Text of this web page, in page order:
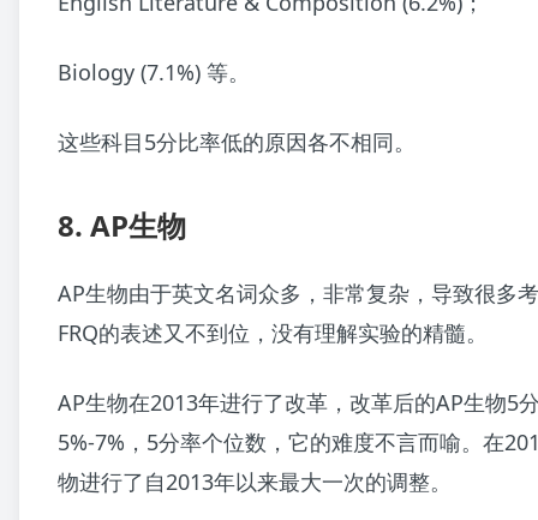
Biology (7.1%) 等。
这些科目5分比率低的原因各不相同。
8. AP生物
AP生物由于英文名词众多，非常复杂，导致很多
FRQ的表述又不到位，没有理解实验的精髓。
AP生物在2013年进行了改革，改革后的AP生物5
5%-7%，5分率个位数，它的难度不言而喻。在
物进行了自2013年以来最大一次的调整。